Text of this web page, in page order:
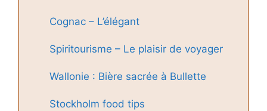
Cognac – L’élégant
Spiritourisme – Le plaisir de voyager
Wallonie : Bière sacrée à Bullette
Stockholm food tips